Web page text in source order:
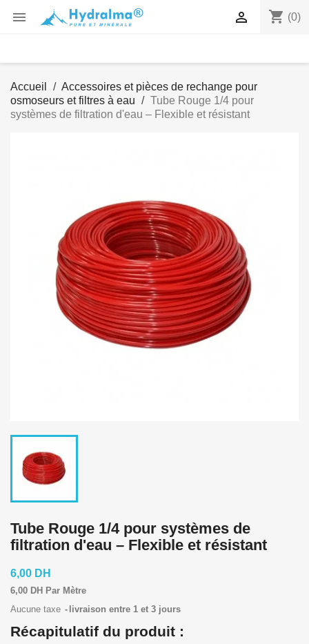
 shopping_cart (0)

Accueil
Accessoires et pièces de rechange pour
osmoseurs et filtres à eau
Tube Rouge 1/4 pour
systèmes de filtration d'eau – Flexible et résistant
Tube Rouge 1/4 pour systèmes de
filtration d'eau – Flexible et résistant
6,00 DH
6,00 DH Par Mètre
Aucune taxe
livraison entre 1 et 3 jours
Récapitulatif du produit :